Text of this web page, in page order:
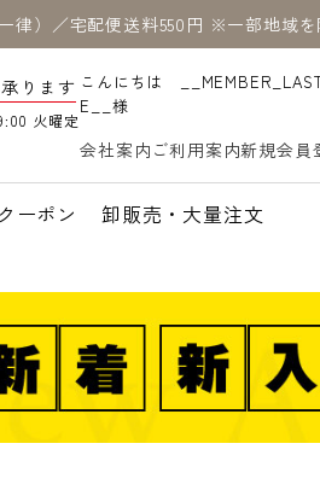
律）／宅配便送料550円 ※一部地域
ります
火曜定
こんにちは
E__様
会社案内 ご利用案内新規会員
ーポン 卸販売・大量注文